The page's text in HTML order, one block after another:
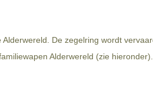
De zegelring wordt
Alderwereld (zie hieronder).